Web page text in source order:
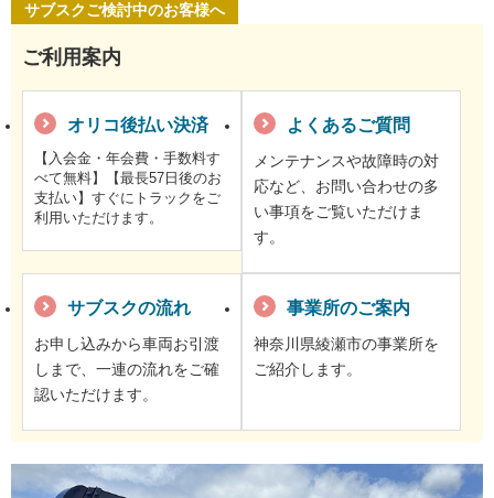
サブスクご検討中のお客様へ
ご利用案内
オリコ後払い決済
【入会金・年会費・手数料す
べて無料】【最長57日後のお
支払い】すぐにトラックをご
利用いただけます。
よくあるご質問
メンテナンスや故障時の対
応など、お問い合わせの多
い事項をご覧いただけま
す。
サブスクの流れ
お申し込みから車両お引渡
しまで、一連の流れをご確
認いただけます。
事業所のご案内
神奈川県綾瀬市の事業所を
ご紹介します。